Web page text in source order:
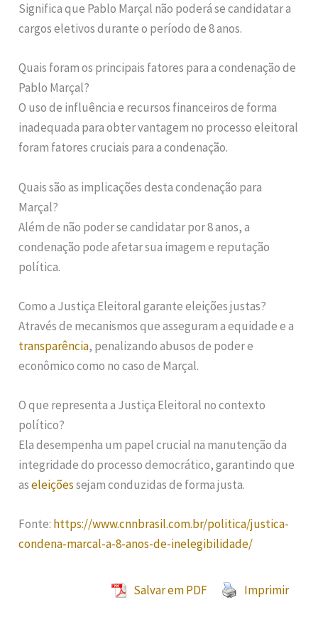
Significa que Pablo Marçal não poderá se candidatar a
cargos eletivos durante o período de 8 anos.
Quais foram os principais fatores para a condenação de
Pablo Marçal?
O uso de influência e recursos financeiros de forma
inadequada para obter vantagem no processo eleitoral
foram fatores cruciais para a condenação.
Quais são as implicações desta condenação para
Marçal?
Além de não poder se candidatar por 8 anos, a
condenação pode afetar sua imagem e reputação
política.
Como a Justiça Eleitoral garante eleições justas?
Através de mecanismos que asseguram a equidade e a
transparência, penalizando abusos de poder e
econômico como no caso de Marçal.
O que representa a Justiça Eleitoral no contexto
político?
Ela desempenha um papel crucial na manutenção da
integridade do processo democrático, garantindo que
aseleiçõessejam conduzidas de forma justa.
Fonte: https://www.cnnbrasil.com.br/politica/justica-
condena-marcal-a-8-anos-de-inelegibilidade/
Salvar em PDF Imprimir